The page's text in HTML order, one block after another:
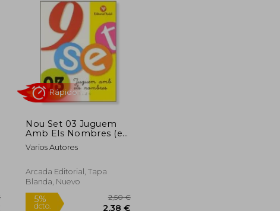
16,95 €
16,10 €
5%
dcto.
Nou Set 03 Juguem
Amb Els Nombres (en
Catalán)
Varios Autores
Arcada Editorial, Tapa
Blanda, Nuevo